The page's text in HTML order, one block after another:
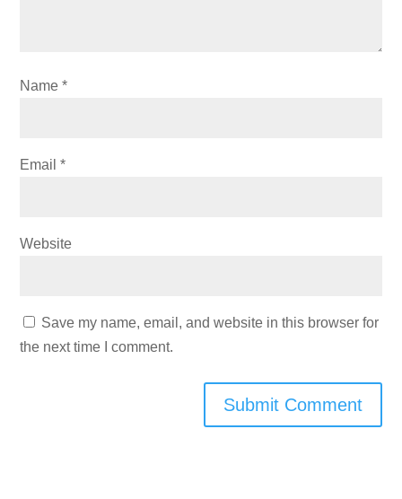
Name*
Email*
Website
Save my name, email, and website in this browser for
the next time I comment.